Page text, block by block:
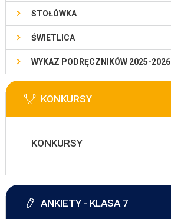
STOŁÓWKA
ŚWIETLICA
WYKAZ PODRĘCZNIKÓW 2025-2026
KONKURSY
KONKURSY
ANKIETY - KLASA 7